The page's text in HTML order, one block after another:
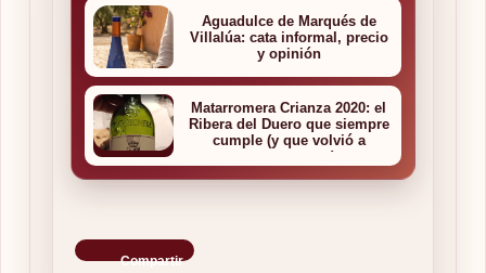
Aguadulce de Marqués de
Villalúa: cata informal, precio
y opinión
Matarromera Crianza 2020: el
Ribera del Duero que siempre
cumple (y que volvió a
enamorarnos)
Compartir